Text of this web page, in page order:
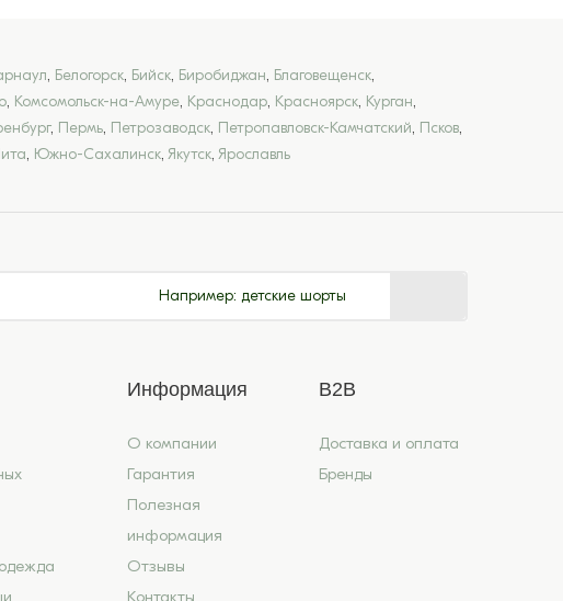
, Белогорск, Бийск, Биробиджан, Благовещенск,
, Комсомольск-на-Амуре, Краснодар, Красноярск, Курган,
, Пермь, Петрозаводск, Петропавловск-Камчатский, Псков,
, Южно-Сахалинск, Якутск, Ярославль
Например: детские шорты
Информация
О компании
Гарантия
Полезная
информация
Отзывы
Контакты
B2B
Доставка и оплата
Бренды